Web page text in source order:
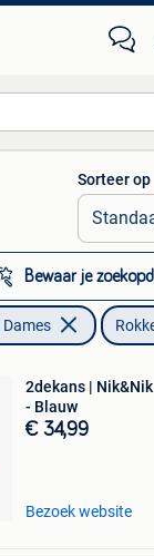
Alle afstanden…
Sorteer op
Bewaar je
Dames
2dekans |
- Blauw
€ 34,99
Bezoek website